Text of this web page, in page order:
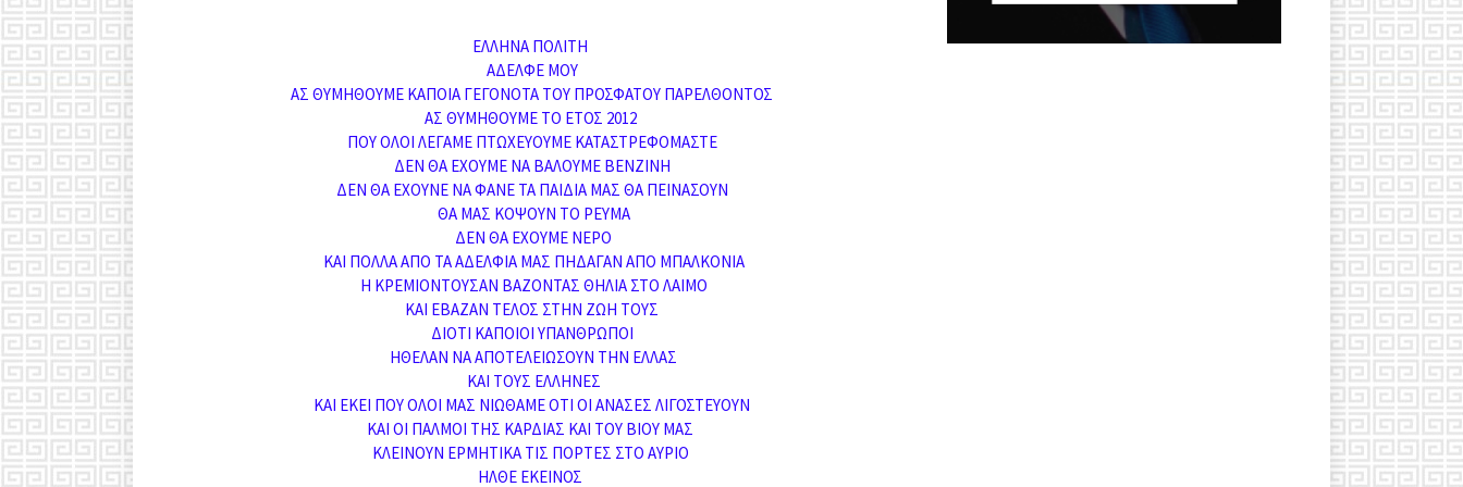
ΕΛΛΗΝΑ ΠΟΛΙΤΗ
ΑΔΕΛΦΕ ΜΟΥ
ΑΣ ΘΥΜΗΘΟΥΜΕ ΚΑΠΟΙΑ ΓΕΓΟΝΟΤΑ ΤΟΥ ΠΡΟΣΦΑΤΟΥ ΠΑΡΕΛΘΟΝΤΟΣ
ΑΣ ΘΥΜΗΘΟΥΜΕ ΤΟ ΕΤΟΣ 2012
ΠΟΥ ΟΛΟΙ ΛΕΓΑΜΕ ΠΤΩΧΕΥΟΥΜΕ ΚΑΤΑΣΤΡΕΦΟΜΑΣΤΕ
ΔΕΝ ΘΑ ΕΧΟΥΜΕ ΝΑ ΒΑΛΟΥΜΕ ΒΕΝΖΙΝΗ
ΔΕΝ ΘΑ ΕΧΟΥΝΕ ΝΑ ΦΑΝΕ ΤΑ ΠΑΙΔΙΑ ΜΑΣ ΘΑ ΠΕΙΝΑΣΟΥΝ
ΘΑ ΜΑΣ ΚΟΨΟΥΝ ΤΟ ΡΕΥΜΑ
ΔΕΝ ΘΑ ΕΧΟΥΜΕ ΝΕΡΟ
ΚΑΙ ΠΟΛΛΑ ΑΠΟ ΤΑ ΑΔΕΛΦΙΑ ΜΑΣ ΠΗΔΑΓΑΝ ΑΠΟ ΜΠΑΛΚΟΝΙΑ
Η ΚΡΕΜΙΟΝΤΟΥΣΑΝ ΒΑΖΟΝΤΑΣ ΘΗΛΙΑ ΣΤΟ ΛΑΙΜΟ
ΚΑΙ ΕΒΑΖΑΝ ΤΕΛΟΣ ΣΤΗΝ ΖΩΗ ΤΟΥΣ
ΔΙΟΤΙ ΚΑΠΟΙΟΙ ΥΠΑΝΘΡΩΠΟΙ
ΗΘΕΛΑΝ ΝΑ ΑΠΟΤΕΛΕΙΩΣΟΥΝ ΤΗΝ ΕΛΛΑΣ
ΚΑΙ ΤΟΥΣ ΕΛΛΗΝΕΣ
ΚΑΙ ΕΚΕΙ ΠΟΥ ΟΛΟΙ ΜΑΣ ΝΙΩΘΑΜΕ ΟΤΙ ΟΙ ΑΝΑΣΕΣ ΛΙΓΟΣΤΕΥΟΥΝ
ΚΑΙ ΟΙ ΠΑΛΜΟΙ ΤΗΣ ΚΑΡΔΙΑΣ ΚΑΙ ΤΟΥ ΒΙΟΥ ΜΑΣ
ΚΛΕΙΝΟΥΝ ΕΡΜΗΤΙΚΑ ΤΙΣ ΠΟΡΤΕΣ ΣΤΟ ΑΥΡΙΟ
ΗΛΘΕ ΕΚΕΙΝΟΣ